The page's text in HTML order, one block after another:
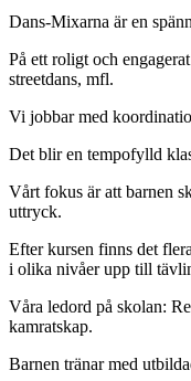
Dans-Mixarna är en
På ett roligt och
streetdans, mfl.
Vi jobbar med
Det blir en tempofylld
Vårt fokus är att barnen
uttryck.
Efter kursen finns det
i olika nivåer upp till
Våra ledord på skolan:
kamratskap.
Barnen tränar med